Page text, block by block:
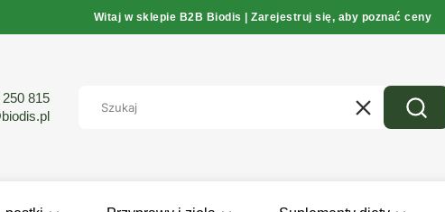
Witaj w sklepie B2B Biodis | Zarejestruj się, aby poznać ceny
815
Wyczyść Szukaj